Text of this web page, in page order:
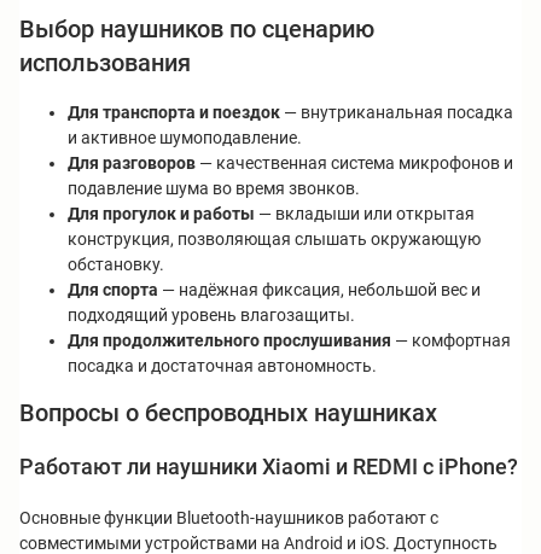
Выбор наушников по сценарию
использования
Для транспорта и поездок — внутриканальная посадка
и активное шумоподавление.
Для разговоров — качественная система микрофонов и
подавление шума во время звонков.
Для прогулок и работы — вкладыши или открытая
конструкция, позволяющая слышать окружающую
обстановку.
Для спорта — надёжная фиксация, небольшой вес и
подходящий уровень влагозащиты.
Для продолжительного прослушивания — комфортная
посадка и достаточная автономность.
Вопросы о беспроводных наушниках
Работают ли наушники Xiaomi и REDMI с iPhone?
Основные функции Bluetooth-наушников работают с
совместимыми устройствами на Android и iOS. Доступность